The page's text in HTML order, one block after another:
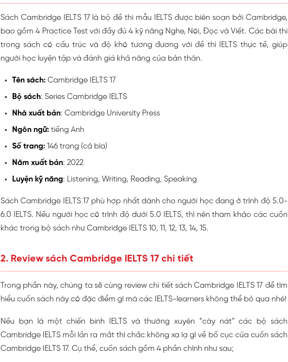
Sách Cambridge IELTS 17 là bộ đề thi mẫu IELTS được biên soạn bởi Cambridge,
bao gồm 4 Practice Test với đầy đủ 4 kỹ năng Nghe, Nói, Đọc và Viết. Các bài thi
trong sách có cấu trúc và độ khó tương đương với đề thi IELTS thực tế, giúp
người học luyện tập và đánh giá khả năng của bản thân.
Tên sách: Cambridge IELTS 17
Bộ sách: Series Cambridge IELTS
Nhà xuất bản: Cambridge University Press
Ngôn ngữ: tiếng Anh
Số trang: 146 trang (cả bìa)
Năm xuất bản: 2022
Luyện kỹ năng: Listening, Writing, Reading, Speaking
Sách Cambridge IELTS 17 phù hợp nhất dành cho người học đang ở trình độ 5.0-
6.0 IELTS. Nếu người học có trình độ dưới 5.0 IELTS, thì nên tham khảo các cuốn
khác trong bộ sách như Cambridge IELTS 10, 11, 12, 13, 14, 15.
2. Review sách Cambridge IELTS 17 chi tiết
Trong phần này, chúng ta sẽ cùng review chi tiết sách Cambridge IELTS 17 để tìm
hiểu cuốn sách này có đặc điểm gì mà các IELTS-learners không thể bỏ qua nhé!
Nếu bạn là một chiến binh IELTS và thường xuyên “cày nát” các bộ sách
Cambridge IELTS mỗi lần ra mắt thì chắc không xa lạ gì về bố cục của cuốn sách
Cambridge IELTS 17. Cụ thể, cuốn sách gồm 4 phần chính như sau;